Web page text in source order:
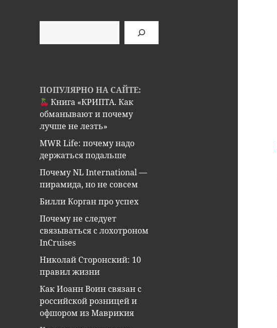
ПОПУЛЯРНО НА САЙТЕ:
Книга «КРИПТА. Как
обманывают и почему
лучше не лезть»
MWR Life: почему надо
держаться подальше
Почему NL International —
пирамида, но не совсем
Билли Корган про успех
Почему не следует
связываться с лохотроном
InCruises
Николай Сторонский: 10
правил жизни
Как Иоанн Воин связан с
российской розницей и
офшором из Маврикия